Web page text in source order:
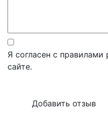
Я согласен с
сайте.